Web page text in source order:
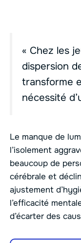
« Chez les
dispersion
transforme
nécessité
Le manque de
l’isolement
beaucoup de
cérébrale et
ajustement
l’efficacité
d’écarter des